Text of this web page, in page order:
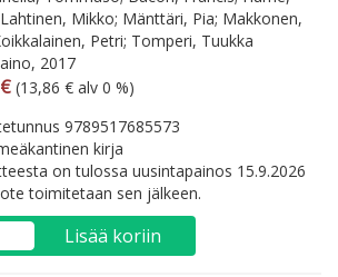
Mikko; Mänttäri, Pia; Makkonen,
Petri; Tomperi, Tuukka
2017
hinta
Arvonlisäveroton hinta
(13,86 € alv 0 %)
9789517685573
kirja
on tulossa uusintapainos 15.9.2026
toimitetaan sen jälkeen.
Lisää koriin